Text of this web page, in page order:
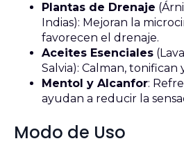
Plantas de Drenaje
Indias): Mejoran la
favorecen el drenaje.
Aceites Esenciales
Salvia): Calman, tonifican
Mentol y Alcanfor:
ayudan a reducir la
Modo de Uso